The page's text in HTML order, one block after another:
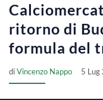
ritorno di
formula del
diVincenzo Nappo 5